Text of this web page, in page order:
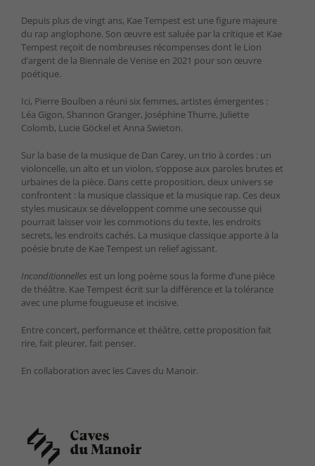
Depuis plus de vingt ans, Kae Tempest est une figure majeure
du rap anglophone. Son œuvre est saluée par la critique et Kae
Tempest reçoit de nombreuses récompenses dont le Lion
d’argent de la Biennale de Venise en 2021 pour son œuvre
poétique.
Ici, Pierre Boulben a réuni six femmes, artistes émergentes :
Léa Gigon, Shannon Granger, Joséphine Thurre, Juliette
Colomb, Lucie Göckel et Anna Swieton.
Sur la base de la musique de Dan Carey, un trio à cordes : un
violoncelle, un alto et un violon, s’oppose aux paroles brutes et
urbaines de la pièce. Dans cette proposition, deux univers se
confrontent : la musique classique et la musique rap. Ces deux
styles musicaux se développent comme une secousse qui
pourrait laisser voir les commotions du texte, les endroits
secrets, les endroits cachés. La musique classique apporte à la
poésie brute de Kae Tempest un relief agissant.
Inconditionnelles est un long poème sous la forme d’une pièce
de théâtre. Kae Tempest écrit sur la différence et la tolérance
avec une plume fougueuse et incisive.
Entre concert, performance et théâtre, cette proposition fait
rire, fait pleurer, fait penser.
En collaboration avec les Caves du Manoir.